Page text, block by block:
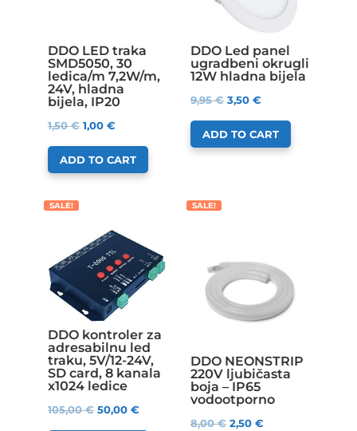
DDO LED traka
SMD5050, 30
ledica/m 7,2W/m,
24V, hladna
bijela, IP20
1,50€ 1,00 €
ADD TO CART
DDO Led panel
ugradbeni okrugli
12W hladna bijela
9,95€ 3,50 €
ADD TO CART
SALE!
DDO kontroler za
adresabilnu led
traku, 5V/12-24V,
SD card, 8 kanala
x1024 ledice
105,00€ 50,00 €
SALE!
DDO NEONSTRIP
220V ljubičasta
boja – IP65
vodootporno
8,00€ 2,50 €